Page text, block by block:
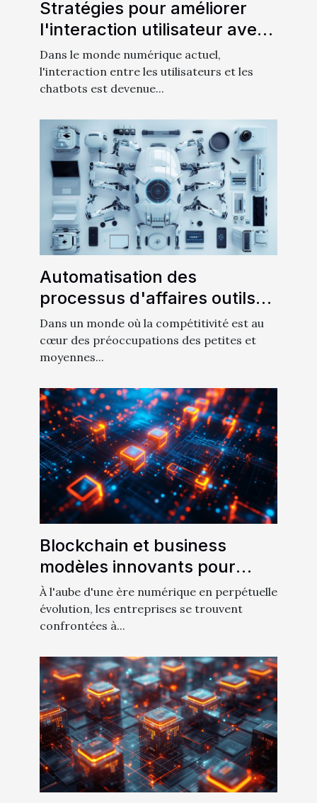
Stratégies pour améliorer
l'interaction utilisateur avec
un chatbot en 5 minutes
Dans le monde numérique actuel,
l'interaction entre les utilisateurs et les
chatbots est devenue...
Automatisation des
processus d'affaires outils
essentiels pour augmenter la
productivité en PME
Dans un monde où la compétitivité est au
cœur des préoccupations des petites et
moyennes...
Blockchain et business
modèles innovants pour
intégrer la technologie dans
votre entreprise
À l'aube d'une ère numérique en perpétuelle
évolution, les entreprises se trouvent
confrontées à...